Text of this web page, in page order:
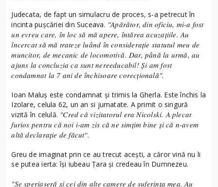
Judecata, de fapt un simulacru de proces, s-a petrecut în
incinta pușcăriei din Suceava. "Apărător, din oficiu, mi-a fost
un evreu care, în loc să mă apere, întărea acuzațiile. Au
încercat să mă trateze luând în considerație statutul meu de
muncitor, de mecanic de locomotivă. Dar, până la urmă, au
ajuns la concluzia ca sunt nereeducabil! Și am fost
condamnat la 7 ani de închisoare corecțională".
Ioan Maluș este condamnat și trimis la Gherla. Este închis la
Izolare, celula 62, un an si jumatate. A primit o singură
vizită în celulă. "Cred că vizitatorul era Nicolski. A plecat
furios pentru că noi i-am zis că ne simțim bine și că n-avem
altă declarație de făcut".
Greu de imaginat prin ce au trecut acești, a căror vină nu li
se putea ierta: își iubeau Țara și credeau în Dumnezeu.
"Se speriaseră și cei din alte camere de suferința mea. Au